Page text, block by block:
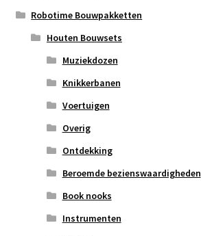
Robotime Bouwpakketten
Houten Bouwsets
Muziekdozen
Knikkerbanen
Voertuigen
Overig
Ontdekking
Beroemde bezienswaardigheden
Book nooks
Instrumenten